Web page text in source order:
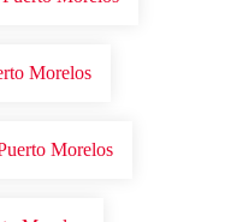
Morelos
Morelos